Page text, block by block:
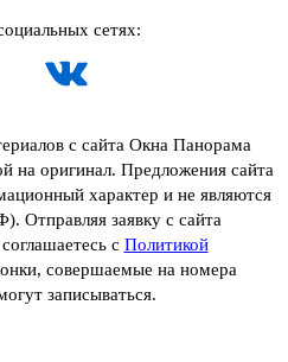
сетях:
с сайта Окна Панорама
на оригинал. Предложения сайта
характер и не являются
Отправляя заявку с сайта
с Политикой
совершаемые на номера
записываться.